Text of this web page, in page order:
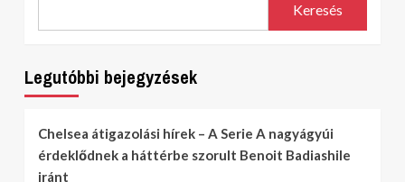
Keresés
Legutóbbi bejegyzések
Chelsea átigazolási hírek – A Serie A nagyágyúi
érdeklődnek a háttérbe szorult Benoit Badiashile
iránt